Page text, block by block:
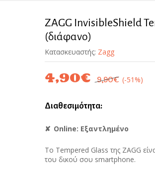
ZAGG InvisibleShield
(διάφανο)
Κατασκευαστής: Zagg
4,90€ 9,90€ (-51%)
Διαθεσιμότητα:
Online: Εξαντλημένο
Το Tempered Glass της ZAGG
του δικού σου smartphone.